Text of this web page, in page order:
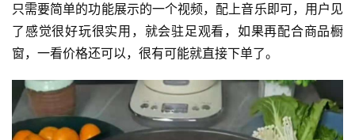
只需要简单的功能展示的一个视频，配上音乐即可，用户见
了感觉很好玩很实用，就会驻足观看，如果再配合商品橱
窗，一看价格还可以，很有可能就直接下单了。